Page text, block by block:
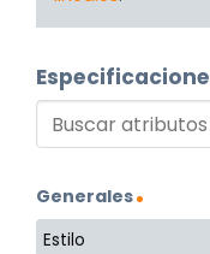
Generales
Estilo